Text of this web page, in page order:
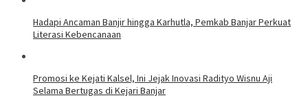
Hadapi Ancaman Banjir hingga Karhutla, Pemkab Banjar Perkuat
Literasi Kebencanaan
Promosi ke Kejati Kalsel, Ini Jejak Inovasi Radityo Wisnu Aji
Selama Bertugas di Kejari Banjar